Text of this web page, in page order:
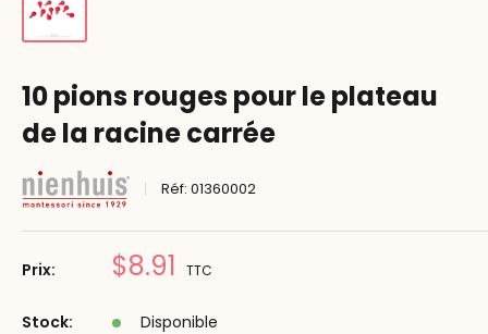
10 pions rouges pour le plateau
de la racine carrée
Réf:01360002
Prix: Prix
$8.91 TTC
Stock: Disponible